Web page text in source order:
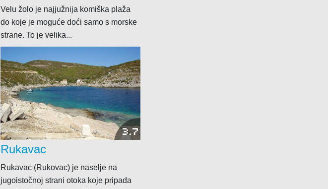
Velu žolo je najjužnija komiška plaža
do koje je moguće doći samo s morske
strane. To je velika...
3.7
Rukavac
Rukavac (Rukovac) je naselje na
jugoistočnoj strani otoka koje pripada